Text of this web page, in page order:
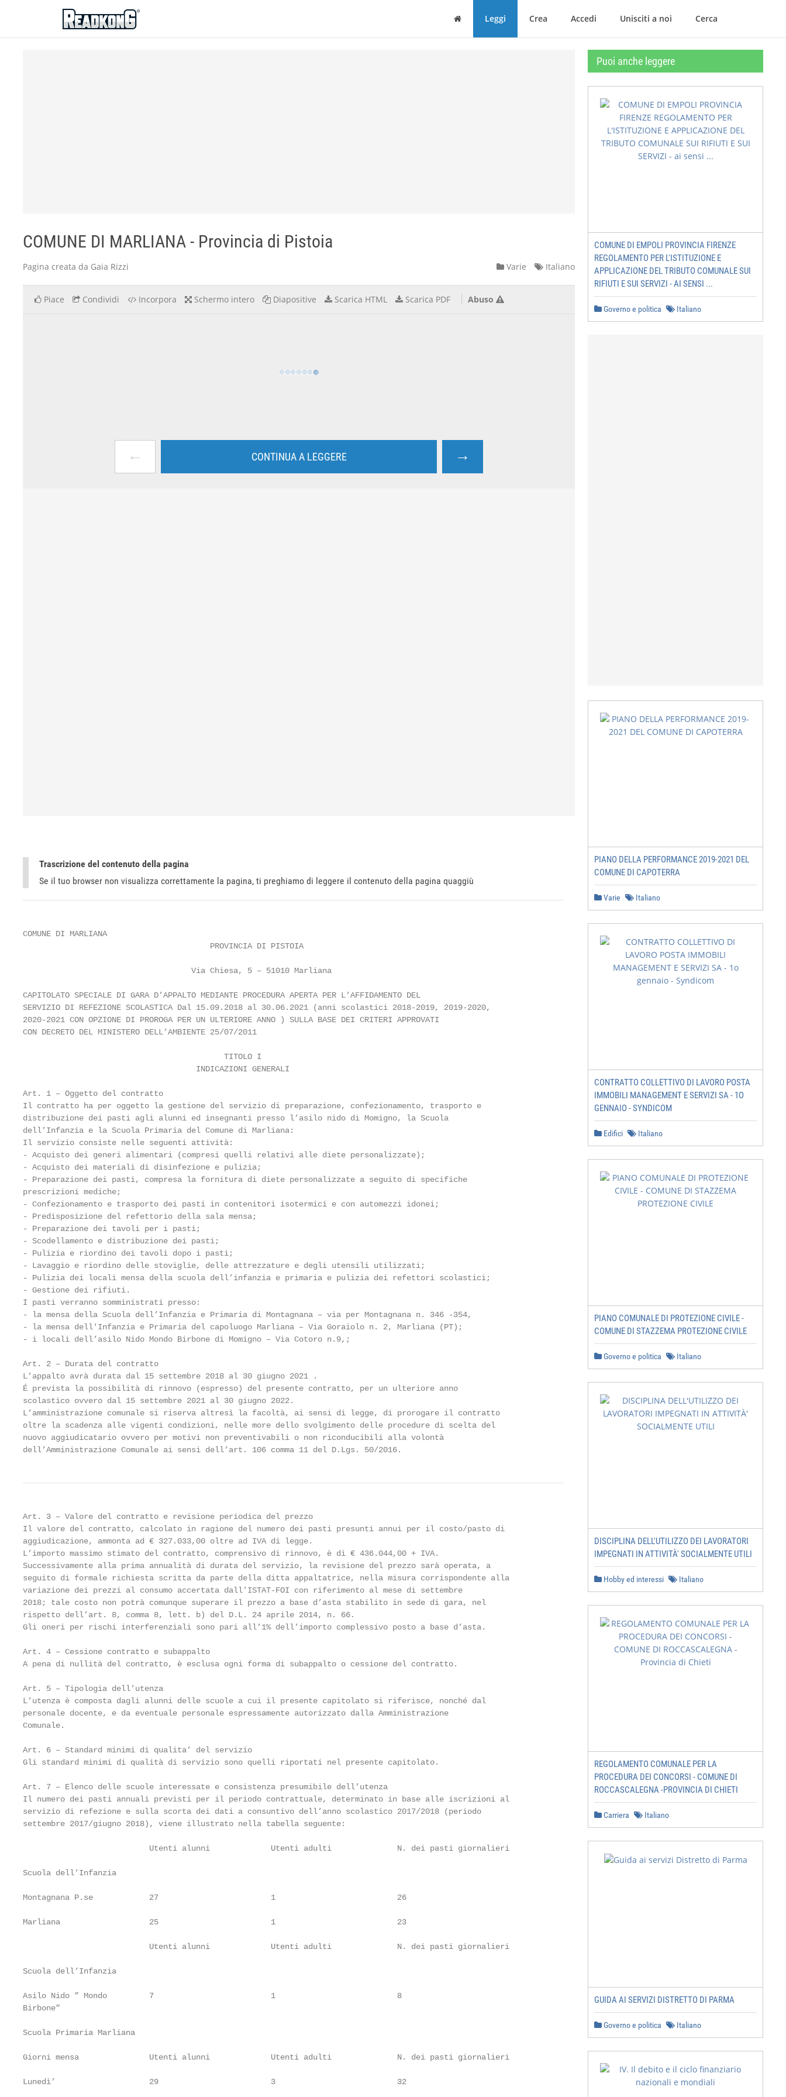
ReadkonG
Home Leggi Crea Accedi Unisciti a noi Cerca
COMUNE DI MARLIANA - Provincia di Pistoia
Pagina creata da Gaia Rizzi Varie Italiano
Piace Condividi Incorpora Schermo intero Diapositive Scarica HTML Scarica PDF Abuso
← CONTINUA A LEGGERE →
Trascrizione del contenuto della pagina
Se il tuo browser non visualizza correttamente la pagina, ti preghiamo di leggere il contenuto della pagina quaggiù
COMUNE DI MARLIANA
                                        PROVINCIA DI PISTOIA
                                    Via Chiesa, 5 – 51010 Marliana
CAPITOLATO SPECIALE DI GARA D’APPALTO MEDIANTE PROCEDURA APERTA PER L’AFFIDAMENTO DEL
SERVIZIO DI REFEZIONE SCOLASTICA Dal 15.09.2018 al 30.06.2021 (anni scolastici 2018-2019, 2019-2020,
2020-2021 CON OPZIONE DI PROROGA PER UN ULTERIORE ANNO ) SULLA BASE DEI CRITERI APPROVATI
CON DECRETO DEL MINISTERO DELL’AMBIENTE 25/07/2011
                                           TITOLO I
                                     INDICAZIONI GENERALI
Art. 1 – Oggetto del contratto
Il contratto ha per oggetto la gestione del servizio di preparazione, confezionamento, trasporto e
distribuzione dei pasti agli alunni ed insegnanti presso l’asilo nido di Momigno, la Scuola
dell’Infanzia e la Scuola Primaria del Comune di Marliana:
Il servizio consiste nelle seguenti attività:
- Acquisto dei generi alimentari (compresi quelli relativi alle diete personalizzate);
- Acquisto dei materiali di disinfezione e pulizia;
- Preparazione dei pasti, compresa la fornitura di diete personalizzate a seguito di specifiche
prescrizioni mediche;
- Confezionamento e trasporto dei pasti in contenitori isotermici e con automezzi idonei;
- Predisposizione del refettorio della sala mensa;
- Preparazione dei tavoli per i pasti;
- Scodellamento e distribuzione dei pasti;
- Pulizia e riordino dei tavoli dopo i pasti;
- Lavaggio e riordino delle stoviglie, delle attrezzature e degli utensili utilizzati;
- Pulizia dei locali mensa della scuola dell’infanzia e primaria e pulizia dei refettori scolastici;
- Gestione dei rifiuti.
I pasti verranno somministrati presso:
- la mensa della Scuola dell’Infanzia e Primaria di Montagnana – via per Montagnana n. 346 -354,
- la mensa dell'Infanzia e Primaria del capoluogo Marliana – Via Goraiolo n. 2, Marliana (PT);
- i locali dell’asilo Nido Mondo Birbone di Momigno – Via Cotoro n.9,;
Art. 2 – Durata del contratto
L’appalto avrà durata dal 15 settembre 2018 al 30 giugno 2021 .
É prevista la possibilità di rinnovo (espresso) del presente contratto, per un ulteriore anno
scolastico ovvero dal 15 settembre 2021 al 30 giugno 2022.
L’amministrazione comunale si riserva altresì la facoltà, ai sensi di legge, di prorogare il contratto
oltre la scadenza alle vigenti condizioni, nelle more dello svolgimento delle procedure di scelta del
nuovo aggiudicatario ovvero per motivi non preventivabili o non riconducibili alla volontà
dell’Amministrazione Comunale ai sensi dell’art. 106 comma 11 del D.Lgs. 50/2016.
Art. 3 – Valore del contratto e revisione periodica del prezzo
Il valore del contratto, calcolato in ragione del numero dei pasti presunti annui per il costo/pasto di
aggiudicazione, ammonta ad € 327.033,00 oltre ad IVA di legge.
L’importo massimo stimato del contratto, comprensivo di rinnovo, è di € 436.044,00 + IVA.
Successivamente alla prima annualità di durata del servizio, la revisione del prezzo sarà operata, a
seguito di formale richiesta scritta da parte della ditta appaltatrice, nella misura corrispondente alla
variazione dei prezzi al consumo accertata dall’ISTAT-FOI con riferimento al mese di settembre
2018; tale costo non potrà comunque superare il prezzo a base d’asta stabilito in sede di gara, nel
rispetto dell’art. 8, comma 8, lett. b) del D.L. 24 aprile 2014, n. 66.
Gli oneri per rischi interferenziali sono pari all’1% dell’importo complessivo posto a base d’asta.
Art. 4 – Cessione contratto e subappalto
A pena di nullità del contratto, è esclusa ogni forma di subappalto o cessione del contratto.
Art. 5 – Tipologia dell’utenza
L’utenza è composta dagli alunni delle scuole a cui il presente capitolato si riferisce, nonché dal
personale docente, e da eventuale personale espressamente autorizzato dalla Amministrazione
Comunale.
Art. 6 – Standard minimi di qualita’ del servizio
Gli standard minimi di qualità di servizio sono quelli riportati nel presente capitolato.
Art. 7 – Elenco delle scuole interessate e consistenza presumibile dell’utenza
Il numero dei pasti annuali previsti per il periodo contrattuale, determinato in base alle iscrizioni al
servizio di refezione e sulla scorta dei dati a consuntivo dell’anno scolastico 2017/2018 (periodo
settembre 2017/giugno 2018), viene illustrato nella tabella seguente:
                           Utenti alunni             Utenti adulti              N. dei pasti giornalieri
Scuola dell’Infanzia
Montagnana P.se            27                        1                          26
Marliana                   25                        1                          23
                           Utenti alunni             Utenti adulti              N. dei pasti giornalieri
Scuola dell’Infanzia
Asilo Nido ” Mondo         7                         1                          8
Birbone”
Scuola Primaria Marliana
Giorni mensa               Utenti alunni             Utenti adulti              N. dei pasti giornalieri
Lunedì’                    29                        3                          32
Puoi anche leggere
COMUNE DI EMPOLI PROVINCIA FIRENZE
REGOLAMENTO PER L'ISTITUZIONE E
APPLICAZIONE DEL TRIBUTO COMUNALE SUI
RIFIUTI E SUI SERVIZI - AI SENSI ...
Governo e politica Italiano
PIANO DELLA PERFORMANCE 2019-2021 DEL
COMUNE DI CAPOTERRA
Varie Italiano
CONTRATTO COLLETTIVO DI LAVORO POSTA
IMMOBILI MANAGEMENT E SERVIZI SA - 1O
GENNAIO - SYNDICOM
Edifici Italiano
PIANO COMUNALE DI PROTEZIONE CIVILE -
COMUNE DI STAZZEMA PROTEZIONE CIVILE
Governo e politica Italiano
DISCIPLINA DELL'UTILIZZO DEI LAVORATORI
IMPEGNATI IN ATTIVITÀ' SOCIALMENTE UTILI
Hobby ed interessi Italiano
REGOLAMENTO COMUNALE PER LA
PROCEDURA DEI CONCORSI - COMUNE DI
ROCCASCALEGNA -PROVINCIA DI CHIETI
Carriera Italiano
GUIDA AI SERVIZI DISTRETTO DI PARMA
Governo e politica Italiano